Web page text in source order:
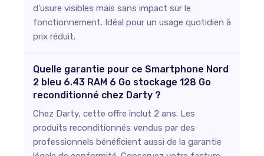
d'usure visibles mais sans impact sur le
fonctionnement. Idéal pour un usage quotidien à
prix réduit.
Quelle garantie pour ce Smartphone Nord
2 bleu 6.43 RAM 6 Go stockage 128 Go
reconditionné chez Darty ?
Chez Darty, cette offre inclut 2 ans. Les
produits reconditionnés vendus par des
professionnels bénéficient aussi de la garantie